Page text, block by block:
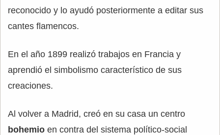
reconocido y lo ayudó posteriormente a editar sus
cantes flamencos.
En el año 1899 realizó trabajos en Francia y
aprendió el simbolismo característico de sus
creaciones.
Al volver a Madrid, creó en su casa un centro
bohemio en contra del sistema político-social